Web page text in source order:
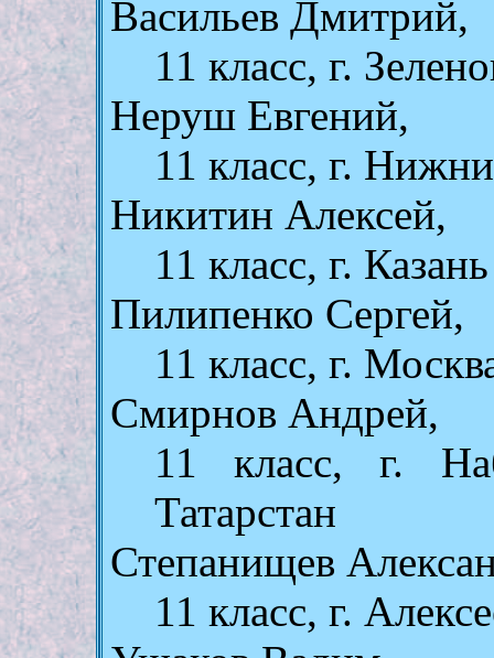
Васильев Дмитрий,
11 класс, г.
Неруш Евгений,
11 класс, г.
Никитин Алексей,
11 класс, г. Казань
Пилипенко Сергей,
11 класс, г.
Смирнов Андрей,
11 класс, г.
Татарстан
Степанищев
11 класс, г.